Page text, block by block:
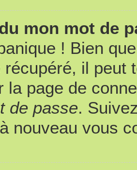
mon mot de
! Bien
récupéré, il peut
la page de
de passe.
nouveau vous